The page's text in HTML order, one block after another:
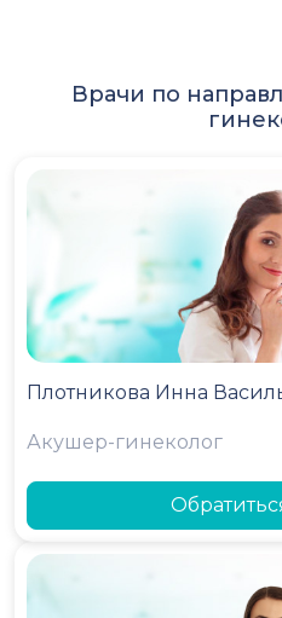
Врачи по
Плотникова Инна
Акушер-гинеколог